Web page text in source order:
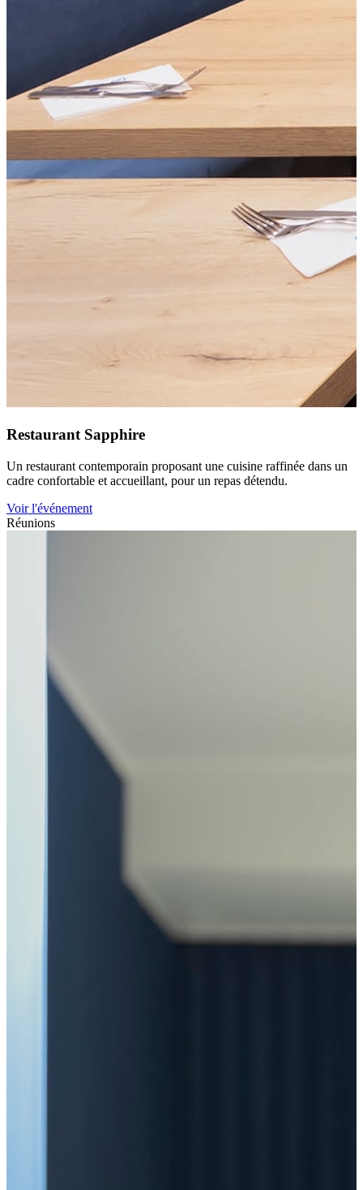
Restaurant Sapphire
Un restaurant contemporain proposant une cuisine raffinée dans un
cadre confortable et accueillant, pour un repas détendu.
Voir l'événement
Réunions